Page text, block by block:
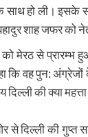
हो ली। इसके
शाह जफर को
मेरठ से
कि वह पुन:
की क्या
से दिल्ली की